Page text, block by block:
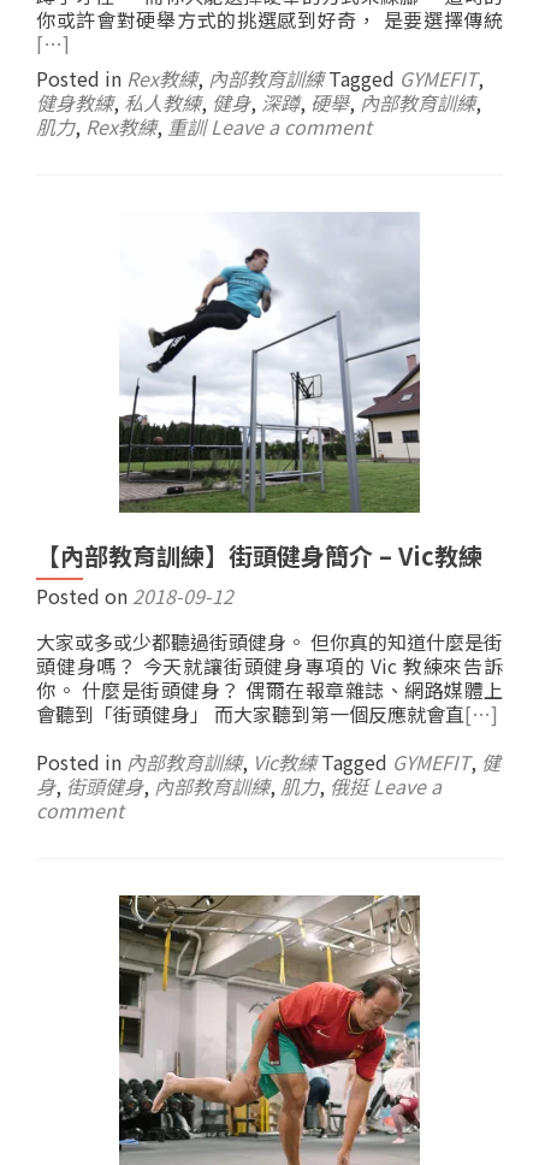
你或許會對硬舉方式的挑選感到好奇， 是要選擇傳統
[…]
Posted in Rex教練, 內部教育訓練 Tagged GYMEFIT,
健身教練, 私人教練, 健身, 深蹲, 硬舉, 內部教育訓練,
肌力, Rex教練, 重訓 Leave a comment
【內部教育訓練】街頭健身簡介 – Vic教練
Posted on 2018-09-12
大家或多或少都聽過街頭健身。 但你真的知道什麼是街
頭健身嗎？ 今天就讓街頭健身專項的 Vic 教練來告訴
你。 什麼是街頭健身？ 偶爾在報章雜誌、網路媒體上
會聽到「街頭健身」 而大家聽到第一個反應就會直[…]
Posted in 內部教育訓練, Vic教練 Tagged GYMEFIT, 健
身, 街頭健身, 內部教育訓練, 肌力, 俄挺 Leave a
comment